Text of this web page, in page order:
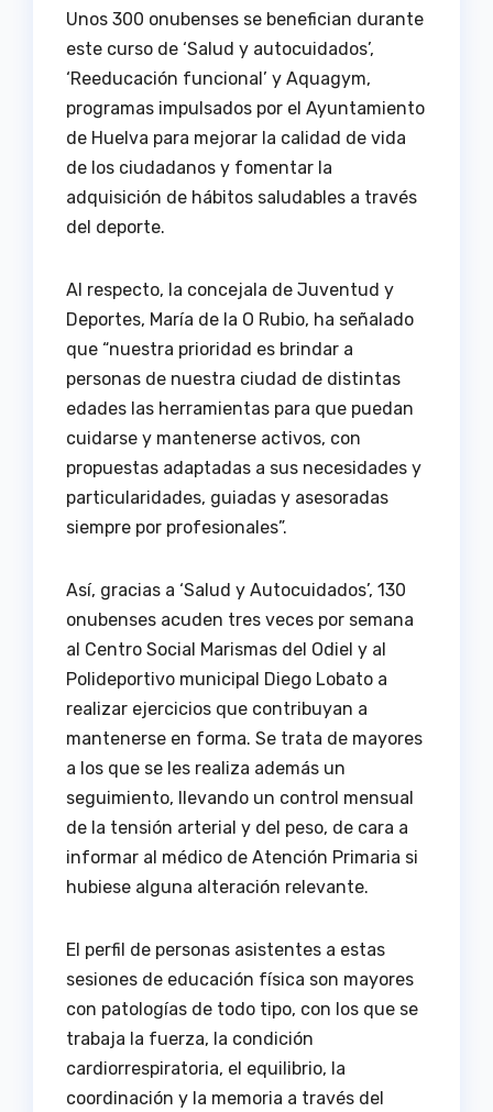
Unos 300 onubenses se benefician durante
este curso de ‘Salud y autocuidados’,
‘Reeducación funcional’ y Aquagym,
programas impulsados por el Ayuntamiento
de Huelva para mejorar la calidad de vida
de los ciudadanos y fomentar la
adquisición de hábitos saludables a través
del deporte.
Al respecto, la concejala de Juventud y
Deportes, María de la O Rubio, ha señalado
que “nuestra prioridad es brindar a
personas de nuestra ciudad de distintas
edades las herramientas para que puedan
cuidarse y mantenerse activos, con
propuestas adaptadas a sus necesidades y
particularidades, guiadas y asesoradas
siempre por profesionales”.
Así, gracias a ‘Salud y Autocuidados’, 130
onubenses acuden tres veces por semana
al Centro Social Marismas del Odiel y al
Polideportivo municipal Diego Lobato a
realizar ejercicios que contribuyan a
mantenerse en forma. Se trata de mayores
a los que se les realiza además un
seguimiento, llevando un control mensual
de la tensión arterial y del peso, de cara a
informar al médico de Atención Primaria si
hubiese alguna alteración relevante.
El perfil de personas asistentes a estas
sesiones de educación física son mayores
con patologías de todo tipo, con los que se
trabaja la fuerza, la condición
cardiorrespiratoria, el equilibrio, la
coordinación y la memoria a través del